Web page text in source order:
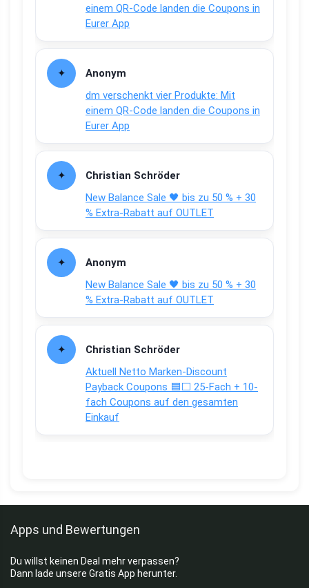
einem QR-Code landen die Coupons in
Eurer App
Anonym
dm verschenkt vier Produkte: Mit
einem QR-Code landen die Coupons in
Eurer App
Christian Schröder
New Balance Sale 🖤 bis zu 50 % + 30
% Extra-Rabatt auf OUTLET
Anonym
New Balance Sale 🖤 bis zu 50 % + 30
% Extra-Rabatt auf OUTLET
Christian Schröder
Aktuell Netto Marken-Discount
Payback Coupons 🟦⬜ 25-Fach + 10-
fach Coupons auf den gesamten
Einkauf
Apps und Bewertungen
Du willst keinen Deal mehr verpassen?
Dann lade unsere Gratis App herunter.